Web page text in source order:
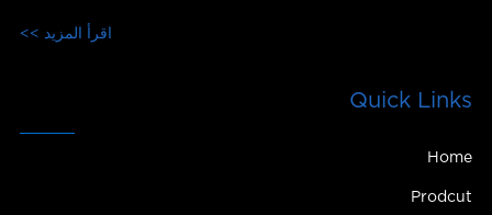
اقرأ المزيد >>
Quick Links
Home
Prodcut